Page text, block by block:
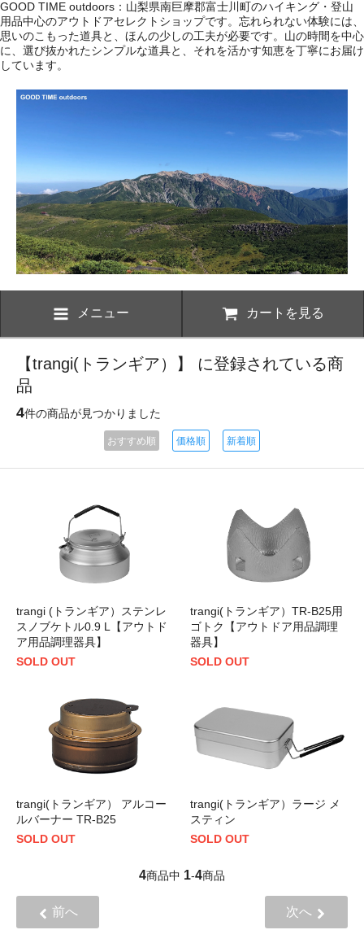
GOOD TIME outdoors：山梨県南巨摩郡富士川町のハイキング・登山
用品中心のアウトドアセレクトショップです。忘れられない体験には、
思いのこもった道具と、ほんの少しの工夫が必要です。山の時間を中心
に、選び抜かれたシンプルな道具と、それを活かす知恵を丁寧にお届け
しています。
メニュー カートを見る
【trangi(トランギア）】 に登録されている商
品
4件の商品が見つかりました
おすすめ順 価格順 新着順
trangi (トランギア）ステンレ
スノブケトル0.9 L【アウトド
ア用品調理器具】
SOLD OUT
trangi(トランギア）TR-B25用
ゴトク【アウトドア用品調理
器具】
SOLD OUT
trangi(トランギア） アルコー
ルバーナー TR-B25
SOLD OUT
trangi(トランギア）ラージ メ
スティン
SOLD OUT
4商品中 1-4商品
前へ 次へ